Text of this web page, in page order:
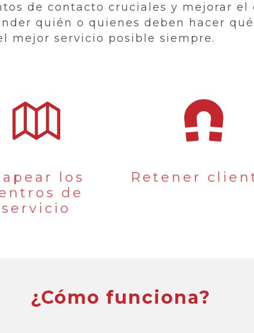
de contacto cruciales y mejorar el
quién o quienes deben hacer
mejor servicio posible siempre.
los
de
servicio
Retener
¿Cómo funciona?